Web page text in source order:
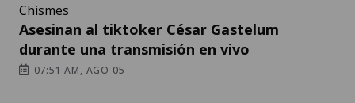
Chismes
Asesinan al tiktoker César Gastelum
durante una transmisión en vivo
07:51 AM, AGO 05